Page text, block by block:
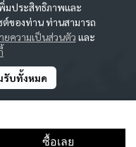
ซื้อเลย
พิ่มประสิทธิภาพและ
ต์ของท่าน ท่านสามารถ
ยความเป็นส่วนตัว และ
รับทั้งหมด